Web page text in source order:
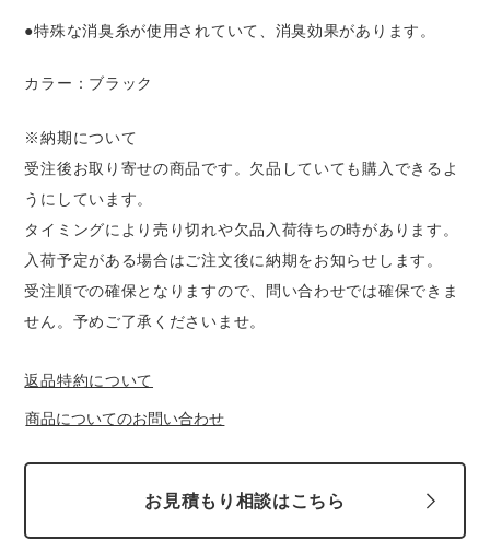
●特殊な消臭糸が使用されていて、消臭効果があります。
カラー：ブラック
※納期について
受注後お取り寄せの商品です。欠品していても購入できるよ
うにしています。
タイミングにより売り切れや欠品入荷待ちの時があります。
入荷予定がある場合はご注文後に納期をお知らせします。
受注順での確保となりますので、問い合わせでは確保できま
せん。予めご了承くださいませ。
返品特約について
商品についてのお問い合わせ
お見積もり相談はこちら